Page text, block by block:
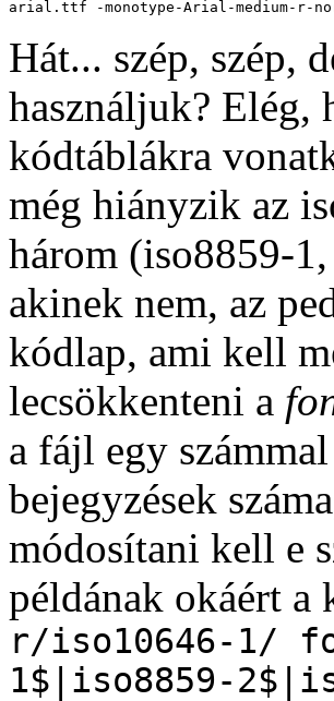
Hát... szép, szép,
használjuk? Elég,
kódtáblákra
még hiányzik az
három (iso8859-
akinek nem, az
kódlap, ami kell
lecsökkenteni a
a fájl egy
bejegyzések
módosítani kell e
példának okáért a
r/iso10646-1/
1$|iso8859-